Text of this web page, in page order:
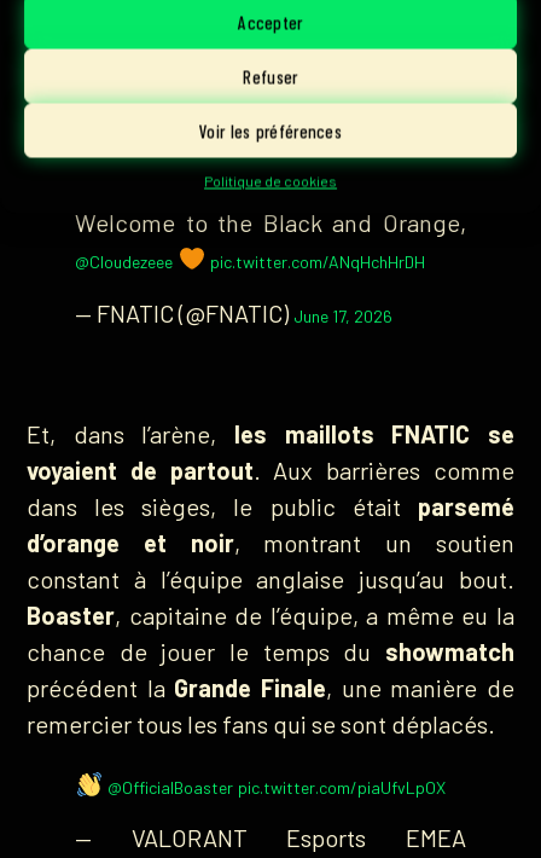
Accepter
Refuser
Voir les préférences
Politique de cookies
. Alors, un nouveau joueur titulaire est
arrivé dans l’équipe anglaise :Cloud,ancien
In-Game Leader et Initiator de Giant X.
Cat (or elephant?) is out of the bag.
Welcome to the Black and Orange,
@Cloudezeee pic.twitter.com/ANqHchHrDH
— FNATIC (@FNATIC) June 17, 2026
Et, dans l’arène, les maillots FNATIC se
voyaient de partout . Aux barrières comme
dans les sièges, le public était parsemé
d’orange et noir, montrant un soutien
constant à l’équipe anglaise jusqu’au bout.
Boaster, capitaine de l’équipe, a même eu la
chance de jouer le temps du showmatch
précédent la Grande Finale, une manière de
remercier tous les fans qui se sont déplacés.
@OfficialBoaster pic.twitter.com/piaUfvLpOX
— VALORANT Esports EMEA